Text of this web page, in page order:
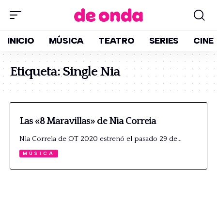
INICIO MÚSICA TEATRO SERIES CINE
Etiqueta:Single Nia
Las «8 Maravillas» de Nia Correia
Nia Correia de OT 2020 estrenó el pasado 29 de…
MÚSICA